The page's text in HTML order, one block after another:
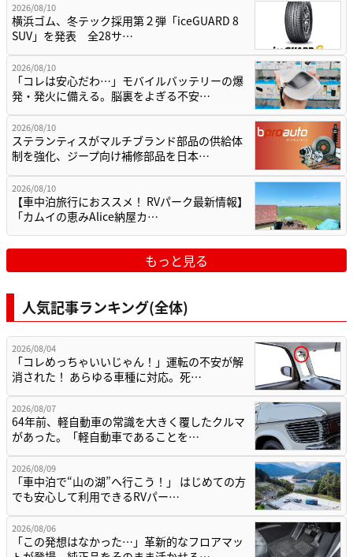
2026/08/10
横浜ゴム、冬テック採用第２弾「iceGUARD 8
SUV」を発表 全28サ…
2026/08/10
「コレは安心だわ…」モバイルバッテリーの爆
発・発火に備える。脳裏をよぎる不安…
2026/08/10
ステランティスがマルチブランド部品の供給体
制を強化、ジープ向け補修部品を日本…
2026/08/10
【車中泊旅行におススメ！ RVパーク最新情報】
「カムイの恵みAlice納屋カ…
もっと見る
人気記事ランキング(全体)
2026/08/04
「コレめっちゃいいじゃん！」運転の不安が解
消された！ あらゆる車種に対応。死…
2026/08/07
64年前、軽自動車の常識を大きく覆したクルマ
があった。「軽自動車であることを…
2026/08/09
「車中泊で“山の湖”へ行こう！」 はじめての方
でも安心して利用できるRVパー…
2026/08/06
「この発想はなかった…」革新的なフロアマッ